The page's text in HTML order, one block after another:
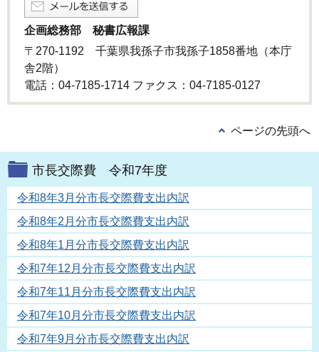
企画総務部 秘書広報課
〒270-1192 千葉県我孫子市我孫子1858番地（本庁
舎2階）
電話：04-7185-1714 ファクス：04-7185-0127
ページの先頭へ
市長交際費 令和7年度
令和8年3月分市長交際費支出内訳
令和8年2月分市長交際費支出内訳
令和8年1月分市長交際費支出内訳
令和7年12月分市長交際費支出内訳
令和7年11月分市長交際費支出内訳
令和7年10月分市長交際費支出内訳
令和7年9月分市長交際費支出内訳